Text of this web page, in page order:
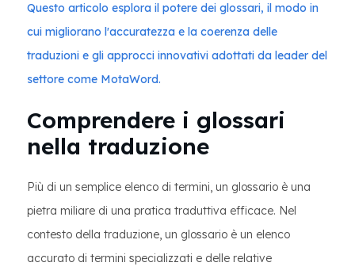
Questo articolo esplora il potere dei glossari, il modo in
cui migliorano l'accuratezza e la coerenza delle
traduzioni e gli approcci innovativi adottati da leader del
settore come MotaWord.
Comprendere i glossari
nella traduzione
Più di un semplice elenco di termini, un glossario è una
pietra miliare di una pratica traduttiva efficace. Nel
contesto della traduzione, un glossario è un elenco
accurato di termini specializzati e delle relative